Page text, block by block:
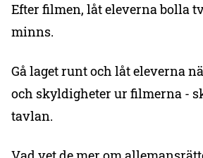
Efter filmen, låt eleverna bolla
minns.
Gå laget runt och låt eleverna
och skyldigheter ur filmerna -
tavlan.